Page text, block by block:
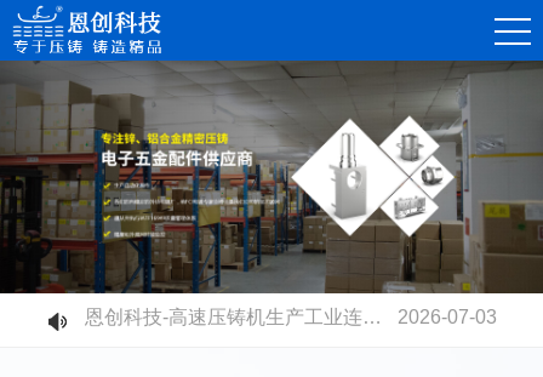
恩创科技-不同压铸铝合金材质有什么区别？快速选型指南
2026-07-30
2026-07-23
恩创科技-电摩电池壳全面升级：铝合金压铸取代塑胶，安全散热双升级
2026-07-17
2026-07-11
2026-07-03